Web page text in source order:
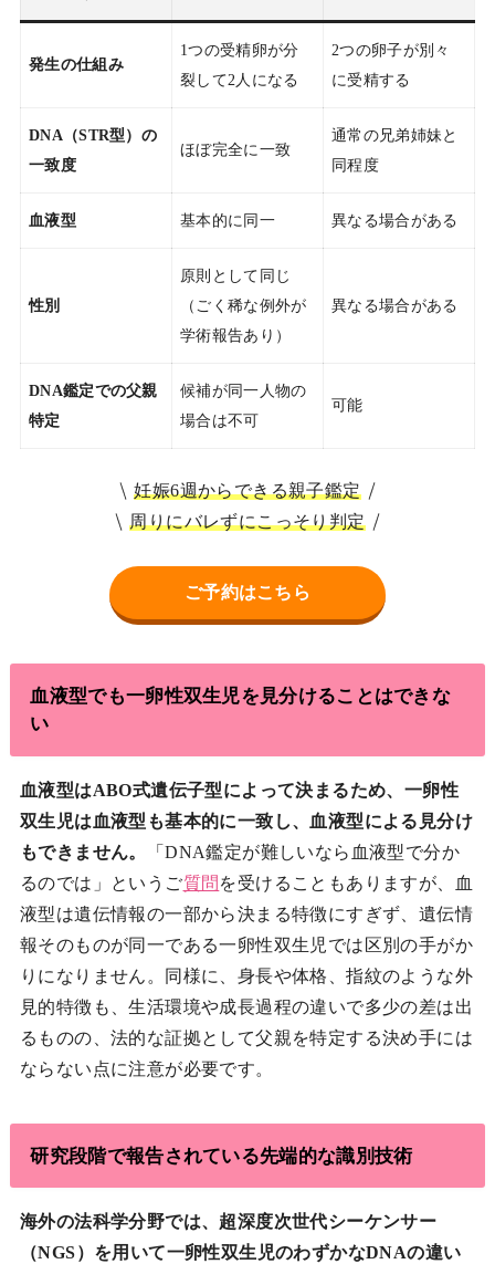
発生の仕組み
1つの受精卵が分
裂して2人になる
2つの卵子が別々
に受精する
DNA（STR型）の
一致度
ほぼ完全に一致
通常の兄弟姉妹と
同程度
血液型 基本的に同一 異なる場合がある
性別
原則として同じ
（ごく稀な例外が
学術報告あり）
異なる場合がある
DNA鑑定での父親
特定
候補が同一人物の
場合は不可
可能
妊娠6週からできる親子鑑定
周りにバレずにこっそり判定
ご予約はこちら
血液型でも一卵性双生児を見分けることはできな
い
血液型はABO式遺伝子型によって決まるため、一卵性
双生児は血液型も基本的に一致し、血液型による見分け
もできません。
「DNA鑑定が難しいなら血液型で分か
るのでは」というご質問 を受けることもありますが、血
液型は遺伝情報の一部から決まる特徴にすぎず、遺伝情
報そのものが同一である一卵性双生児では区別の手がか
りになりません。同様に、身長や体格、指紋のような外
見的特徴も、生活環境や成長過程の違いで多少の差は出
るものの、法的な証拠として父親を特定する決め手には
ならない点に注意が必要です。
研究段階で報告されている先端的な識別技術
海外の法科学分野では、超深度次世代シーケンサー
（NGS）を用いて一卵性双生児のわずかなDNAの違い